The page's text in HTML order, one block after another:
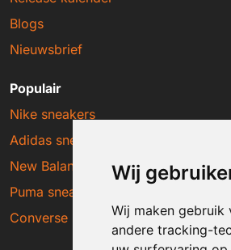
Wij
Wij maken gebruik
andere tracking-
Blogs
Nieuwsbrief
Populair
Nike sneakers
Adidas sneakers
New Balance sneakers
Puma sneakers
Converse sneakers